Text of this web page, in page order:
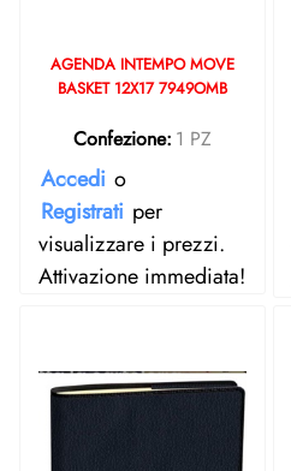
AGENDA INTEMPO MOVE
BASKET 12X17 7949OMB
Confezione: 1 PZ
Accedi o
Registrati per
visualizzare i prezzi.
Attivazione immediata!